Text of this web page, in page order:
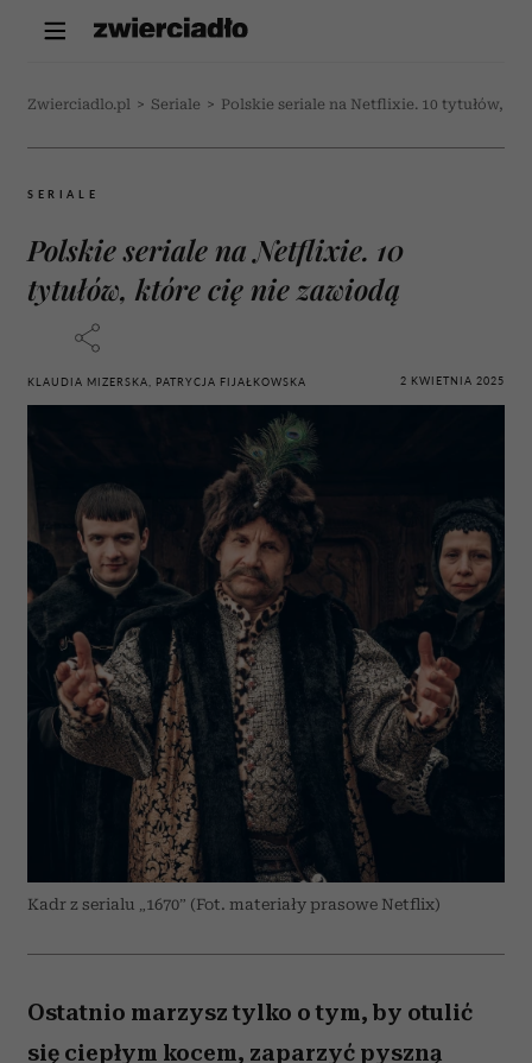
Zwierciadlo.pl > Seriale > Polskie seriale na Netflixie. 10 tytułów,
SERIALE
Polskie seriale na Netflixie. 10
tytułów, które cię nie zawiodą
KLAUDIA MIZERSKA, PATRYCJA FIJAŁKOWSKA 2 KWIETNIA 2025
Kadr z serialu „1670” (Fot. materiały prasowe Netflix)
Ostatnio marzysz tylko o tym, by otulić
się ciepłym kocem, zaparzyć pyszną